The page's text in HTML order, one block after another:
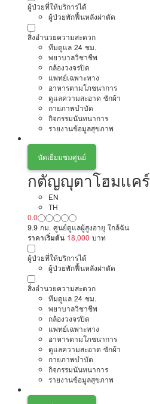
ผู้ป่วยที่ให้บริการได้
ผู้ป่วยพักฟื้นหลังผ่าตัด
สิ่งอำนวยความสะดวก
ทีมดูแล 24 ชม.
พยาบาลวิชาชีพ
กล้องวงจรปิด
แพทย์เฉพาะทาง
อาหารตามโภชนาการ
ดูแลความสะอาด ซักผ้า
กายภาพบำบัด
กิจกรรมนันทนาการ
รายงานข้อมูลสุขภาพ
นัดเยี่ยมชมศูนย์
กตัญญุตาโฮมเเคร์
EN
TH
0.0
9.9 กม. ศูนย์ดูแลผู้สูงอายุ ใกล้ฉัน
ราคาเริ่มต้น 18,000 บาท
ผู้ป่วยที่ให้บริการได้
ผู้ป่วยพักฟื้นหลังผ่าตัด
สิ่งอำนวยความสะดวก
ทีมดูแล 24 ชม.
พยาบาลวิชาชีพ
กล้องวงจรปิด
แพทย์เฉพาะทาง
อาหารตามโภชนาการ
ดูแลความสะอาด ซักผ้า
กายภาพบำบัด
กิจกรรมนันทนาการ
รายงานข้อมูลสุขภาพ